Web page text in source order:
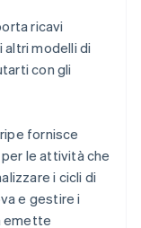
ricavi
modelli di
con gli
fornisce
le attività che
i cicli di
e gestire i
emette